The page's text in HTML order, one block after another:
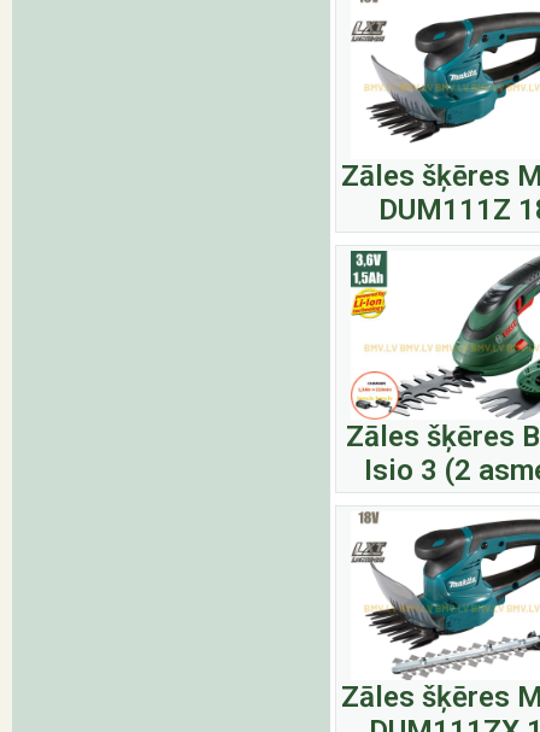
Zāles šķēres
DUM111Z
Zāles šķēres
Isio 3 (2
Zāles šķēres